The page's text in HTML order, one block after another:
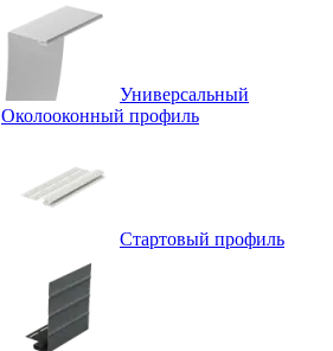
Универсальный
Околооконный профиль
Стартовый профиль